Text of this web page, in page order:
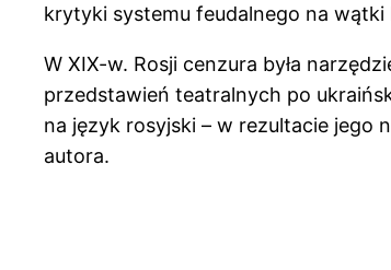
krytyki systemu feudalnego na wątki
W XIX-w. Rosji cenzura była
przedstawień teatralnych po
na język rosyjski – w rezultacie jego
autora.